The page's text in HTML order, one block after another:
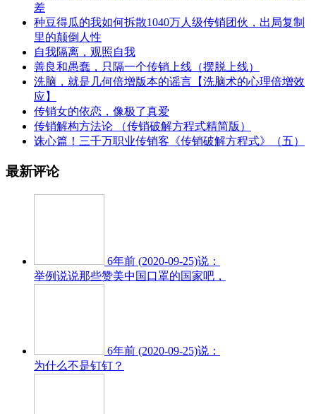
差
种豆得瓜的我如何拆散1040万人级传销团伙，出局复制
里的颠倒人性
自我隔离，观照自我
善良和愚蠢，只隔一个传销上线（摆脱上线）
洗脑，就是几何倍增版本的谣言【洗脑术的心理倍增效
应】
传销女的依恋，像极了真爱
传销解构方法论 （传销破解方程式精简版）
诛心篇！三千万职业传销客《传销破解方程式》（五）
最新评论
6年前 (2020-09-25)说：
举例说说那些赞美中国口罩的国家吧，
6年前 (2020-09-25)说：
为什么不是钉钉？